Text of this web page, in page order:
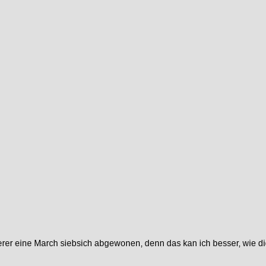
eine March siebsich abgewonen, denn das kan ich besser, wie